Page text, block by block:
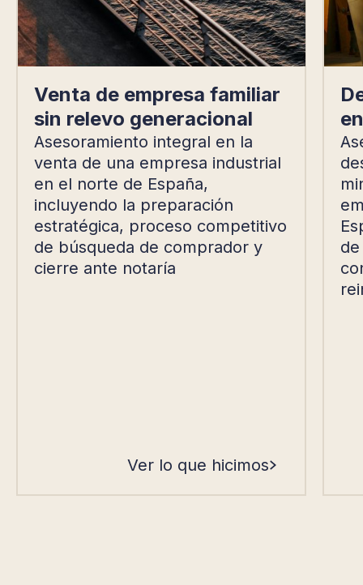
Venta de empresa familiar
sin relevo generacional
Asesoramiento integral en la
venta de una empresa industrial
en el norte de España,
incluyendo la preparación
estratégica, proceso competitivo
de búsqueda de comprador y
cierre ante notaría
Ver lo que hicimos